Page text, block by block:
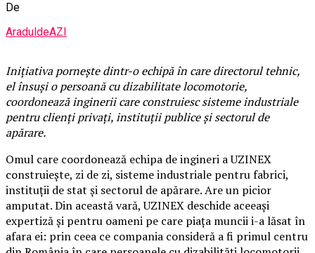
De
AraduldeAZI
Inițiativa pornește dintr-o echipă în care directorul tehnic,
el însuși o persoană cu dizabilitate locomotorie,
coordonează inginerii care construiesc sisteme industriale
pentru clienți privați, instituții publice și sectorul de
apărare.
Omul care coordonează echipa de ingineri a UZINEX
construiește, zi de zi, sisteme industriale pentru fabrici,
instituții de stat și sectorul de apărare. Are un picior
amputat. Din această vară, UZINEX deschide aceeași
expertiză și pentru oameni pe care piața muncii i-a lăsat în
afara ei: prin ceea ce compania consideră a fi primul centru